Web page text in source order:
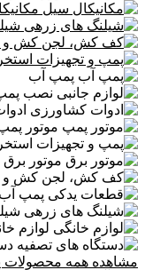
پمپ آب
موتور
موتور برق
لوازم
مشاهده همه